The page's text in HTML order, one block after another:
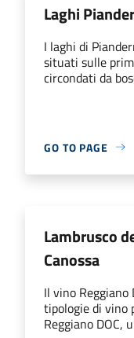
Laghi
I laghi di
situati sulle
circondati da
GO TO PAGE
Lambrusco
Canossa
Il vino Reggiano
tipologie di vino
Reggiano DOC,